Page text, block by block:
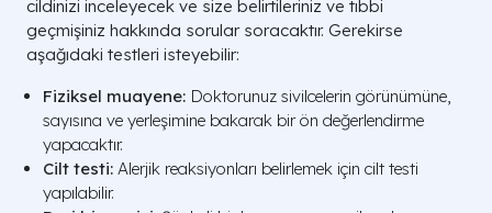
cildinizi inceleyecek ve size belirtileriniz ve tıbbi
geçmişiniz hakkında sorular soracaktır. Gerekirse
aşağıdaki testleri isteyebilir:
Fiziksel muayene: Doktorunuz sivilcelerin görünümüne,
sayısına ve yerleşimine bakarak bir ön değerlendirme
yapacaktır.
Cilt testi: Alerjik reaksiyonları belirlemek için cilt testi
yapılabilir.